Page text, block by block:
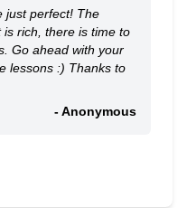
de produit,
originale du Studio Le
Carré !
just perfect! The
rich, there is time to
Go ahead with your
lessons :) Thanks to
- Anonymous